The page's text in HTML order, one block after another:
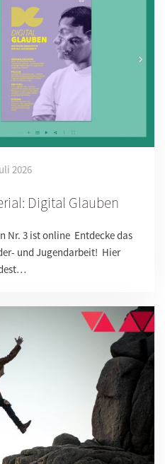
2026
Digital Glauben
Nr. 3 ist online Entdecke das
und Jugendarbeit! Hier